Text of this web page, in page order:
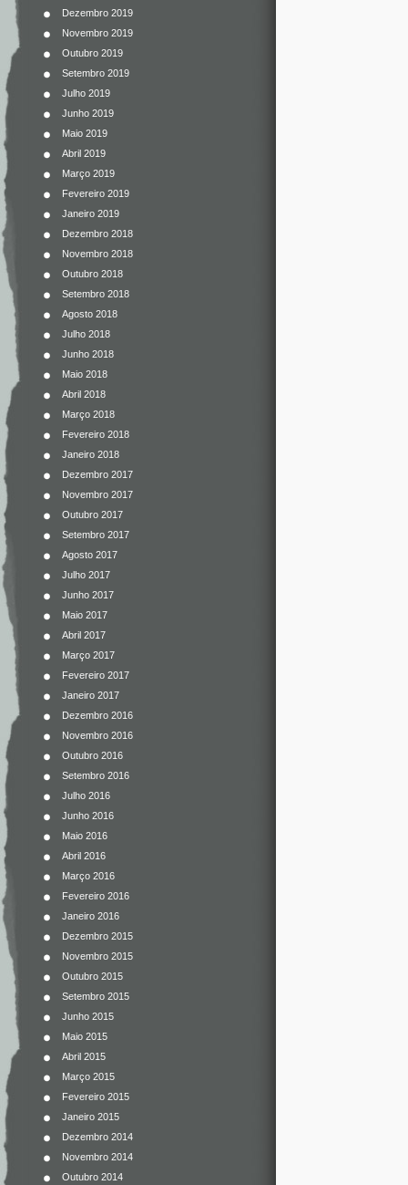
Dezembro 2019
Novembro 2019
Outubro 2019
Setembro 2019
Julho 2019
Junho 2019
Maio 2019
Abril 2019
Março 2019
Fevereiro 2019
Janeiro 2019
Dezembro 2018
Novembro 2018
Outubro 2018
Setembro 2018
Agosto 2018
Julho 2018
Junho 2018
Maio 2018
Abril 2018
Março 2018
Fevereiro 2018
Janeiro 2018
Dezembro 2017
Novembro 2017
Outubro 2017
Setembro 2017
Agosto 2017
Julho 2017
Junho 2017
Maio 2017
Abril 2017
Março 2017
Fevereiro 2017
Janeiro 2017
Dezembro 2016
Novembro 2016
Outubro 2016
Setembro 2016
Julho 2016
Junho 2016
Maio 2016
Abril 2016
Março 2016
Fevereiro 2016
Janeiro 2016
Dezembro 2015
Novembro 2015
Outubro 2015
Setembro 2015
Junho 2015
Maio 2015
Abril 2015
Março 2015
Fevereiro 2015
Janeiro 2015
Dezembro 2014
Novembro 2014
Outubro 2014